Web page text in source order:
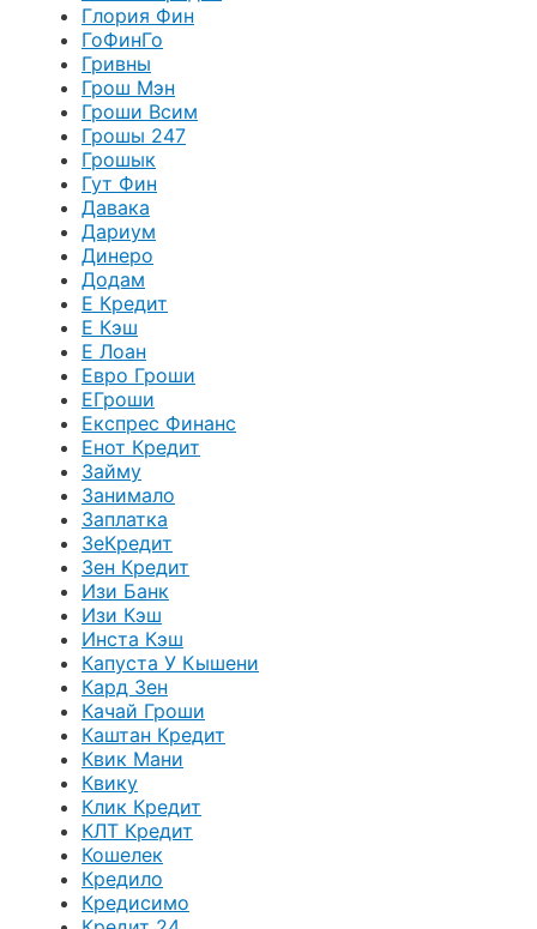
Глория Фин
ГоФинГо
Гривны
Грош Мэн
Гроши Всим
Грошы 247
Грошык
Гут Фин
Давака
Дариум
Динеро
Додам
Е Кредит
Е Кэш
Е Лоан
Евро Гроши
ЕГроши
Експрес Финанс
Енот Кредит
Займу
Занимало
Заплатка
ЗеКредит
Зен Кредит
Изи Банк
Изи Кэш
Инста Кэш
Капуста У Кышени
Кард Зен
Качай Гроши
Каштан Кредит
Квик Мани
Квику
Клик Кредит
КЛТ Кредит
Кошелек
Кредило
Кредисимо